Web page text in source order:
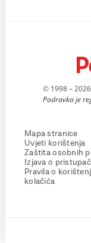
© 1998 –
Podravka je
Mapa stranice
Uvjeti korištenja
Zaštita osobnih
Izjava o
Pravila o
kolačića